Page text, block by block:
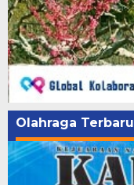
Olahraga Terbaru